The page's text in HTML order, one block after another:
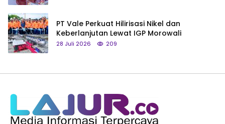
PT Vale Perkuat Hilirisasi Nikel dan
Keberlanjutan Lewat IGP Morowali
28 Juli 2026 209